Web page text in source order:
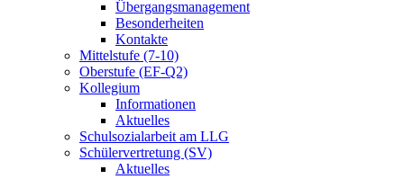
Übergangsmanagement
Besonderheiten
Kontakte
Mittelstufe (7-10)
Oberstufe (EF-Q2)
Kollegium
Informationen
Aktuelles
Schulsozialarbeit am LLG
Schülervertretung (SV)
Aktuelles